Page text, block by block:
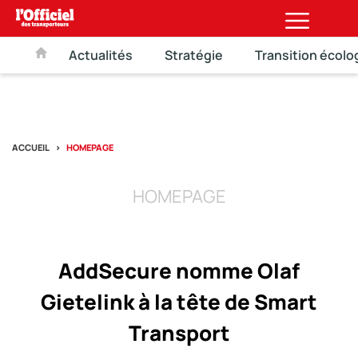
Actualités Stratégie Transition
ACCUEIL HOMEPAGE
HOMEPAGE
AddSecure nomme Olaf
Gietelink à la tête de Smart
Transport